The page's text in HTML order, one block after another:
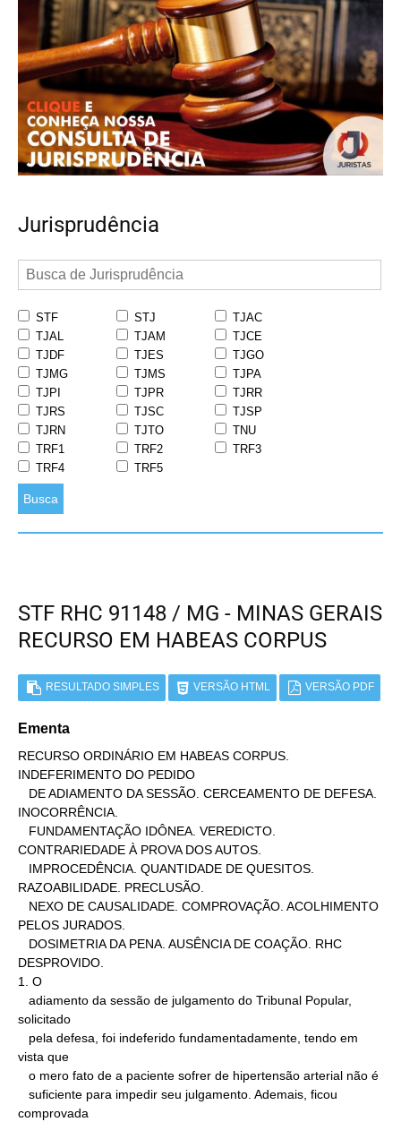
Jurisprudência
STF STJ
TJAC
TJAL
TJAM
TJCE
TJDF
TJES
TJGO
TJMG
TJMS
TJPA
TJPI
TJPR
TJRR
TJRS
TJSC
TJSP
TJRN
TJTO
TNU
TRF1
TRF2
TRF3
TRF4
TRF5
Busca
STF RHC 91148 / MG - MINAS GERAIS
RECURSO EM HABEAS CORPUS
RESULTADO SIMPLES VERSÃO HTML VERSÃO PDF
Ementa
RECURSO ORDINÁRIO EM HABEAS CORPUS.
INDEFERIMENTO DO PEDIDO
INOCORRÊNCIA.
CONTRARIEDADE À PROVA DOS AUTOS.
RAZOABILIDADE. PRECLUSÃO.
PELOS JURADOS.
DESPROVIDO.
1. O
solicitado
vista que
comprovada